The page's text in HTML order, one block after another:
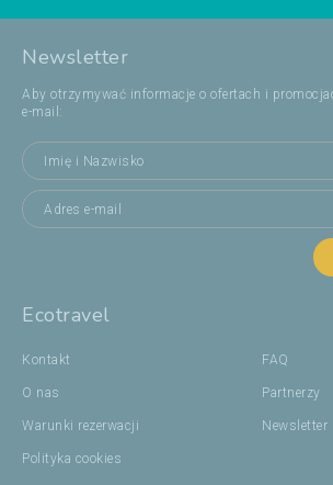
Newsletter
Aby otrzymywać informacje o ofertach i
e-mail:
Ecotravel
Kontakt
O nas
Warunki rezerwacji
Polityka cookies
FAQ
Partnerzy
Newsletter